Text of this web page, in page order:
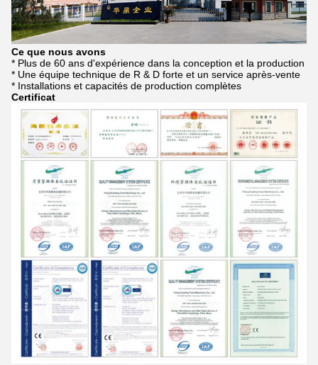
Ce que nous avons
* Plus de 60 ans d'expérience dans la conception et la production
* Une équipe technique de R & D forte et un service après-vente
* Installations et capacités de production complètes
Certificat